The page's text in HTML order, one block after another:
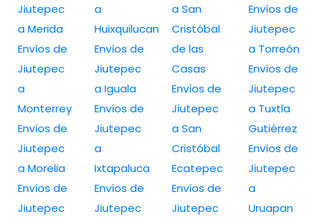
Jiutepec
a Merida
Envíos de
Jiutepec
a
Monterrey
Envíos de
Jiutepec
a Morelia
Envíos de
Jiutepec
a
Huixquilucan
Envíos de
Jiutepec
a Iguala
Envíos de
Jiutepec
a
Ixtapaluca
Envíos de
Jiutepec
a San
Cristóbal
de las
Casas
Envíos de
Jiutepec
a San
Cristóbal
Ecatepec
Envíos de
Jiutepec
Envíos de
Jiutepec
a Torreón
Envíos de
Jiutepec
a Tuxtla
Gutiérrez
Envíos de
Jiutepec
a
Uruapan